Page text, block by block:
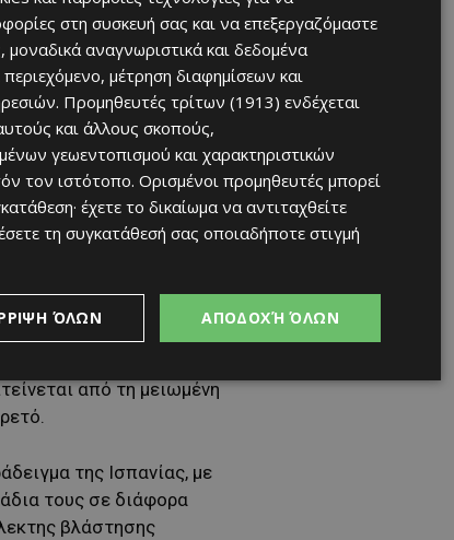
ενόψει της
υπάρχει βελτίωση σε
περιπολίες στην
καθώς και στη
αισθητήρες, οι οποίοι θα
ομάδων.
χόρτων έχουν
αρκετές περιοχές η
από τη μειωμένη
της Ισπανίας, με
τους σε διάφορα
βλάστησης
στη συσκευή σας και να επεξεργαζόμαστε
αναγνωριστικά και δεδομένα
περιεχόμενο, μέτρηση διαφημίσεων και
Προμηθευτές τρίτων (1913) ενδέχεται
και άλλους σκοπούς,
γεωεντοπισμού και χαρακτηριστικών
τον ιστότοπο. Ορισμένοι προμηθευτές μπορεί
έχετε το δικαίωμα να αντιταχθείτε
τη συγκατάθεσή σας οποιαδήποτε στιγμή
ΑΠΟΔΟΧΉ ΌΛΩΝ
ΌΛΩΝ